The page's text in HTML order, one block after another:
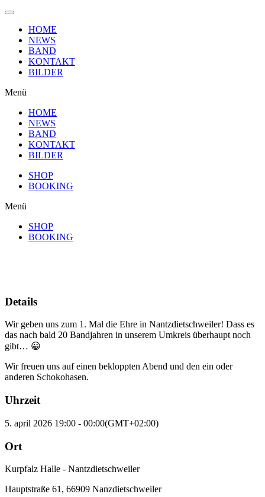
HOME
NEWS
BAND
KONTAKT
BILDER
Menü
HOME
NEWS
BAND
KONTAKT
BILDER
SHOP
BOOKING
Menü
SHOP
BOOKING
Details
Wir geben uns zum 1. Mal die Ehre in Nantzdietschweiler! Dass es
das nach bald 20 Bandjahren in unserem Umkreis überhaupt noch
gibt… 😀
Wir freuen uns auf einen bekloppten Abend und den ein oder
anderen Schokohasen.
Uhrzeit
5. april 2026 19:00 - 00:00(GMT+02:00)
Ort
Kurpfalz Halle - Nantzdietschweiler
Hauptstraße 61, 66909 Nanzdietschweiler